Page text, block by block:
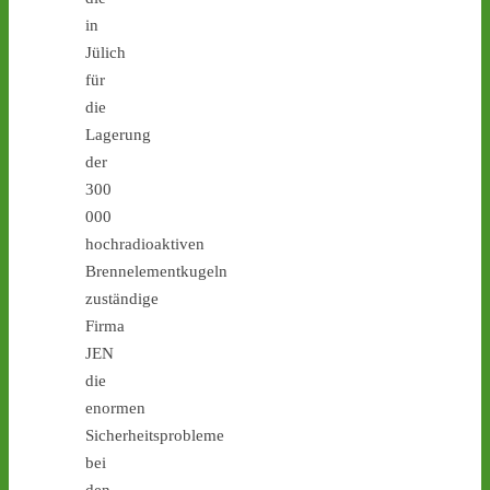
in
Jülich
für
die
Lagerung
der
300
000
hochradioaktiven
Brennelementkugeln
zuständige
Firma
JEN
die
enormen
Sicherheitsprobleme
bei
heute: Hubschrauber-